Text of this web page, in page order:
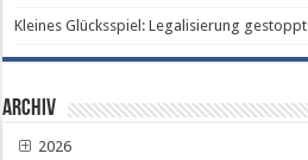
Kleines Glücksspiel: Legalisierung gestoppt
Archiv
2026